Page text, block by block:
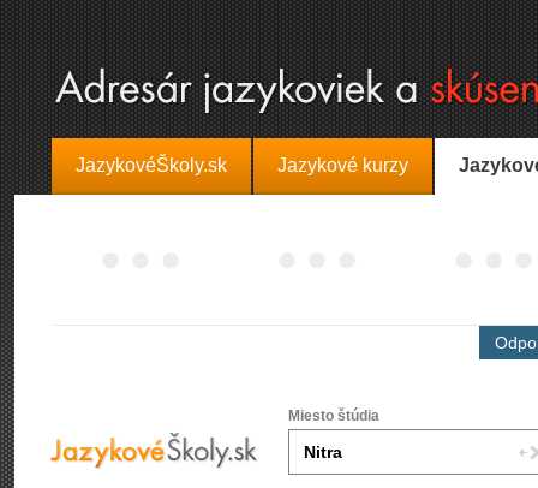
JazykovéŠkoly.sk Jazykové kurzy
Miesto štúdia